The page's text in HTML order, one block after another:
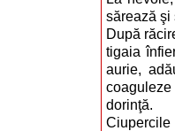
sărează şi
După
tigaia
aurie,
dorinţă.
Ciupercile